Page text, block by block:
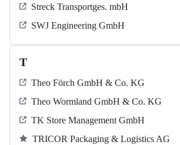
Streck Transportges. mbH
SWJ Engineering GmbH
T
Theo Förch GmbH & Co. KG
Theo Wormland GmbH & Co. KG
TK Store Management GmbH
TRICOR Packaging & Logistics AG